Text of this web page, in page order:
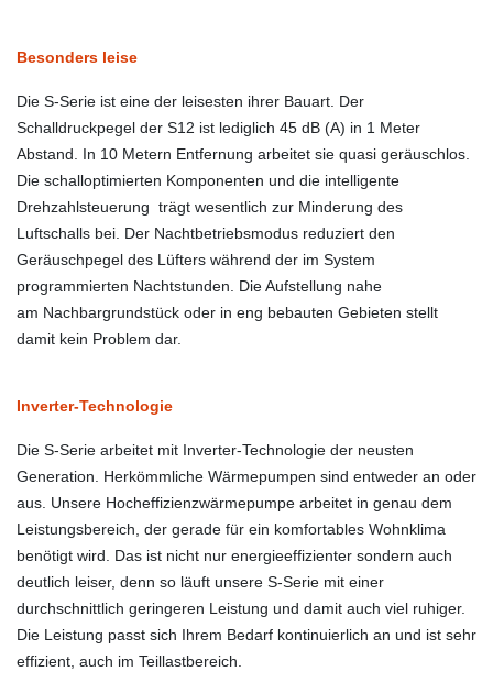
Besonders leise
Die S-Serie ist eine der leisesten ihrer Bauart. Der
Schalldruckpegel der S12 ist lediglich 45 dB (A) in 1 Meter
Abstand. In 10 Metern Entfernung arbeitet sie quasi geräuschlos.
Die schalloptimierten Komponenten und die intelligente
Drehzahlsteuerung trägt wesentlich zur Minderung des
Luftschalls bei. Der Nachtbetriebsmodus reduziert den
Geräuschpegel des Lüfters während der im System
programmierten Nachtstunden. Die Aufstellung nahe
am Nachbargrundstück oder in eng bebauten Gebieten stellt
damit kein Problem dar.
Inverter-Technologie
Die S-Serie arbeitet mit Inverter-Technologie der neusten
Generation. Herkömmliche Wärmepumpen sind entweder an oder
aus. Unsere Hocheffizienzwärmepumpe arbeitet in genau dem
Leistungsbereich, der gerade für ein komfortables Wohnklima
benötigt wird. Das ist nicht nur energieeffizienter sondern auch
deutlich leiser, denn so läuft unsere S-Serie mit einer
durchschnittlich geringeren Leistung und damit auch viel ruhiger.
Die Leistung passt sich Ihrem Bedarf kontinuierlich an und ist sehr
effizient, auch im Teillastbereich.